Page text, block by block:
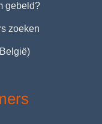
gebeld?
zoeken